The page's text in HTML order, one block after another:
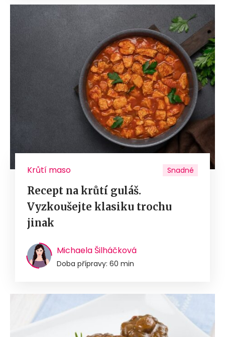
Krůtí maso Snadné
Recept na krůtí guláš.
Vyzkoušejte klasiku trochu
jinak
Michaela Šilháčková
Doba přípravy: 60 min